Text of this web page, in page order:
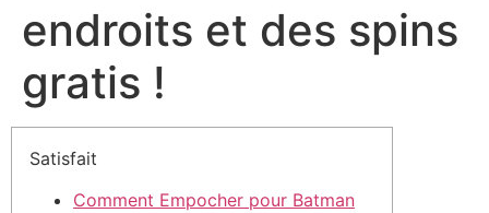
endroits et des spins
gratis !
Satisfait
Comment Empocher pour Batman